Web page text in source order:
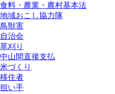
食料・農業・農村基本法
地域おこし協力隊
鳥獣害
自治会
草刈り
中山間直接支払
米づくり
移住者
担い手